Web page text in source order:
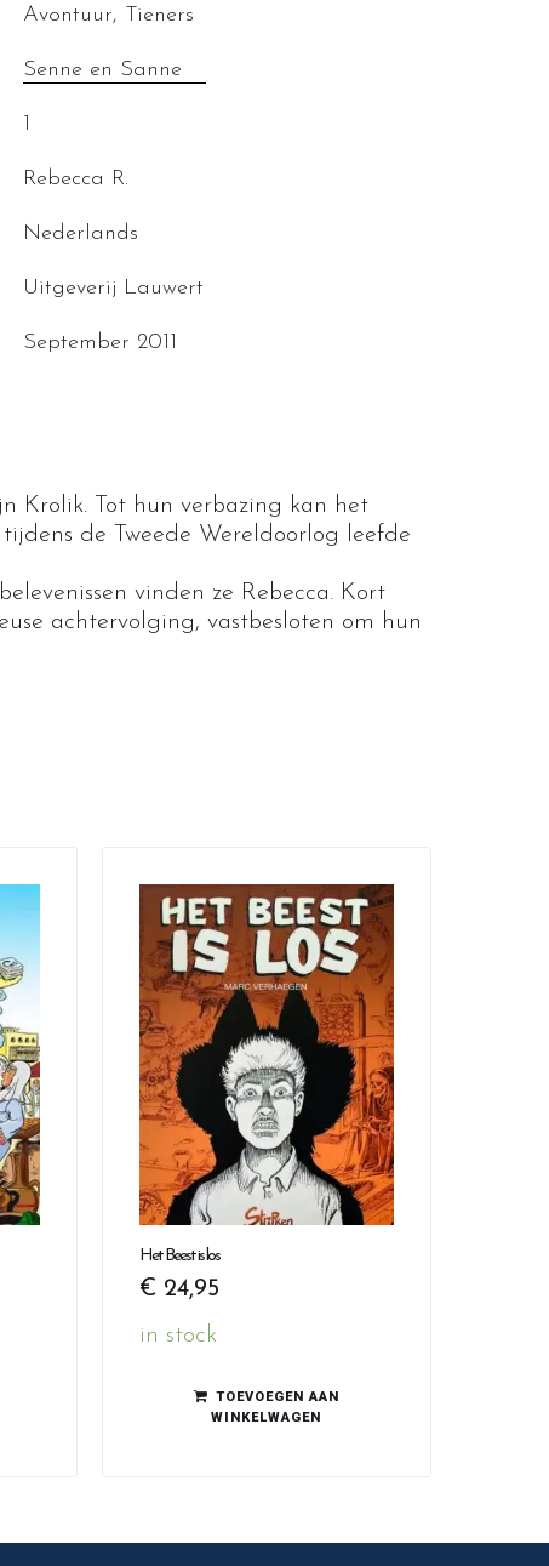
Avontuur, Tieners
Senne en Sanne
1
Rebecca R.
Nederlands
Uitgeverij Lauwert
September 2011
Krolik. Tot hun verbazing kan het
de Tweede Wereldoorlog leefde
vinden ze Rebecca. Kort
achtervolging, vastbesloten om hun
Het Beest is los
€24,95
in stock
TOEVOEGEN AAN
WINKELWAGEN